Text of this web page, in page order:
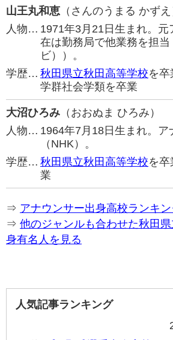
山王丸和恵 （さんのうまる かずえ
人物… 1971年3月21日生まれ。
在は勤務局で他業務を担当
ビ））。
学歴… 秋田県立秋田高等学校を
学群社会学類を卒業
大沼ひろみ （おおぬま ひろみ）
人物… 1964年7月18日生まれ。ア
（NHK）。
学歴… 秋田県立秋田高等学校を
業
⇒ アナウンサー出身高校ランキ
⇒ 他のジャンルも合わせた秋田
身有名人を見る
人気記事ランキング